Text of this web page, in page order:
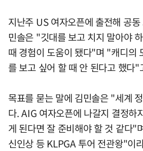
지난주 US 여자오픈에 출전해 공
민솔은 "깃대를 보고 치지 말아야
때 경험이 도움이 됐다"며 "캐디의
를 보고 싶어 할 때 안 된다고 했다"
목표를 묻는 말에 김민솔은 "세계
다. AIG 여자오픈에 나갈지 결정하
게 된다면 잘 준비해야 할 것 같다"
신인상 등 KLPGA 투어 전관왕"이